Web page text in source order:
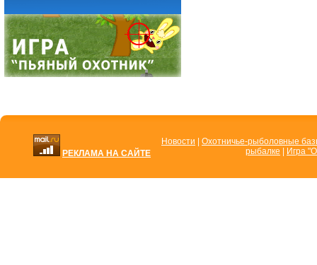
РЕКЛАМА НА САЙТЕ
Новости
Охотничье-рыболовные
рыбалке
Игра